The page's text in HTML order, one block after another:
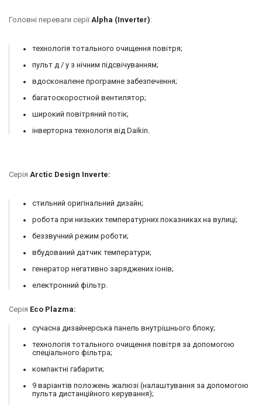
Головні переваги серіїAlpha (Inverter):
технологія тотального очищення повітря;
пульт д / у з нічним підсвічуванням;
вдосконалене програмне забезпечення;
багатоскоростной вентилятор;
широкий повітряний потік;
інверторна технологія від Daikin.
Серія Arctic Design Inverte:
стильний оригінальний дизайн;
робота при низьких температурних показниках на вулиці;
беззвучний режим роботи;
вбудований датчик температури;
генератор негативно заряджених іонів;
електронний фільтр.
Серія Eco Plazma:
сучасна дизайнерська панель внутрішнього блоку;
технологія тотального очищення повітря за допомогою
спеціального фільтра;
компактні габарити;
9 варіантів положень жалюзі (налаштування за допомогою
пульта дистанційного керування);